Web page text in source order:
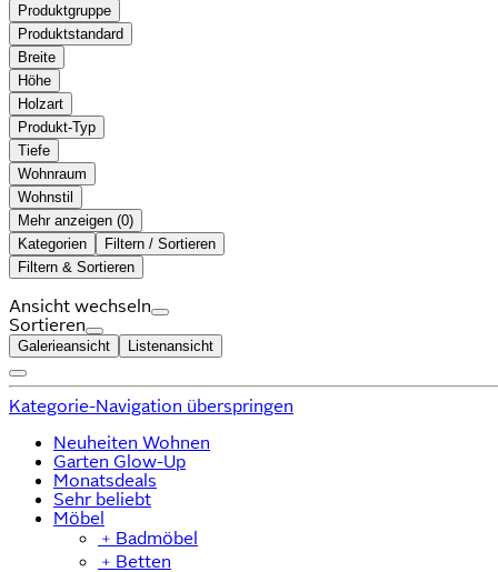
Produktgruppe
Produktstandard
Breite
Höhe
Holzart
Produkt-Typ
Tiefe
Wohnraum
Wohnstil
Mehr anzeigen ( )
Kategorien
Filtern / Sortieren
Filtern & Sortieren
Ansicht wechseln
Sortieren
Galerieansicht Listenansicht
Kategorie-Navigation überspringen
Neuheiten Wohnen
Garten Glow-Up
Monatsdeals
Sehr beliebt
Möbel
﹢ Badmöbel
﹢ Betten